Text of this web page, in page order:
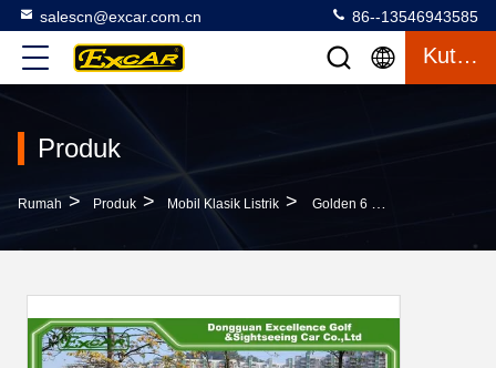
salescn@excar.com.cn 86--13546943585
Kutipan
Produk
Rumah > Produk > Mobil Klasik Listrik > Golden 6 Person Electric Classic Cars 48V Baterai Troli Troli Troli Golf